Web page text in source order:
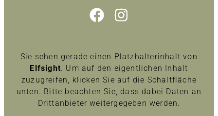
Sie sehen gerade einen Platzhalterinhalt von
Elfsight. Um auf den eigentlichen Inhalt
zuzugreifen, klicken Sie auf die Schaltfläche
unten. Bitte beachten Sie, dass dabei Daten an
Drittanbieter weitergegeben werden.